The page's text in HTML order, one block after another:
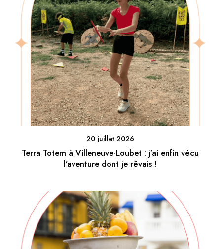
20 juillet 2026
Terra Totem à Villeneuve-Loubet : j’ai enfin vécu
l’aventure dont je rêvais !